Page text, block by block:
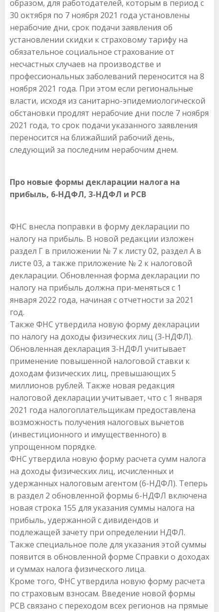
образом, для работодателей, которым в период с
30 октября по 7 ноября 2021 года установлены
нерабочие дни, срок подачи заявления об
установлении скидки к страховому тарифу на
обязательное социальное страхование от
несчастных случаев на производстве и
профессиональных заболеваний переносится на 8
ноября 2021 года. При этом если региональные
власти, исходя из санитарно-эпидемиологической
обстановки продлят нерабочие дни после 7 ноября
2021 года, то срок подачи указанного заявления
переносится на ближайший рабочий день,
следующий за последним нерабочим днем.
Про новые формы декларации налога на
прибыль, 6-НДФЛ, 3-НДФЛ и РСВ
ФНС внесла поправки в форму декларации по
налогу на прибыль. В новой редакции изложен
раздел Г в приложении № 7 к листу 02, раздел А в
листе 03, а также приложение № 2 к налоговой
декларации. Обновленная форма декларации по
налогу на прибыль должна при-меняться с 1
января 2022 года, начиная с отчетности за 2021
год.
Также ФНС утвердила новую форму декларации
по налогу на доходы физических лиц (3-НДФЛ).
Обновленная декларация 3-НДФЛ учитывает
применение повышенной налоговой ставки к
доходам физических лиц, превышающих 5
миллионов рублей. Также новая редакция
налоговой декларации учитывает, что с 1 января
2021 года налогоплательщикам предоставлена
возможность получения налоговых вычетов
(инвестиционного и имущественного) в
упрощенном порядке.
ФНС утвердила новую форму расчета сумм налога
на доходы физических лиц, исчисленных и
удержанных налоговым агентом (6-НДФЛ). Теперь
в раздел 2 обновленной формы 6-НДФЛ включена
новая строка 155 для указания суммы налога на
прибыль, удержанной с дивидендов и
подлежащей зачету при определении НДФЛ.
Также специальное поле для указания этой суммы
появится в обновленной форме Справки о доходах
и суммах налога физического лица.
Кроме того, ФНС утвердила новую форму расчета
по страховым взносам. Введение новой формы
РСВ связано с переходом всех регионов на прямые